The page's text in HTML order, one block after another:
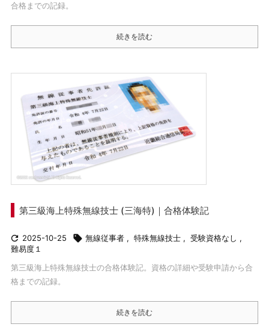
合格までの記録。
続きを読む
第三級海上特殊無線技士 (三海特)｜合格体験記
 2025-10-25  無線従事者 , 特殊無線技士 , 受験資格なし ,
難易度１
第三級海上特殊無線技士の合格体験記。資格の詳細や受験申請から合
格までの記録。
続きを読む